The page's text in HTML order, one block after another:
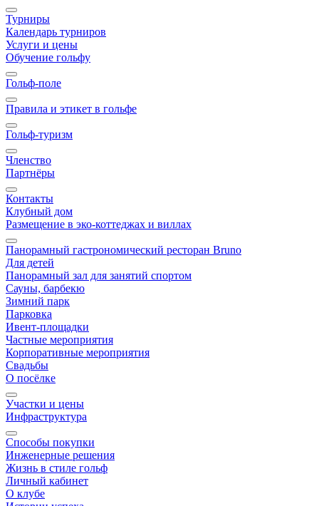
Турниры
Календарь турниров
Услуги и цены
Обучение гольфу
Гольф-поле
Правила и этикет в гольфе
Гольф-туризм
Членство
Партнёры
Контакты
Клубный дом
Размещение в эко-коттеджах и виллах
Панорамный гастрономический ресторан Bruno
Для детей
Панорамный зал для занятий спортом
Сауны, барбекю
Зимний парк
Парковка
Ивент-площадки
Частные мероприятия
Корпоративные мероприятия
Свадьбы
О посёлке
Участки и цены
Инфраструктура
Способы покупки
Инженерные решения
Жизнь в стиле гольф
Личный кабинет
О клубе